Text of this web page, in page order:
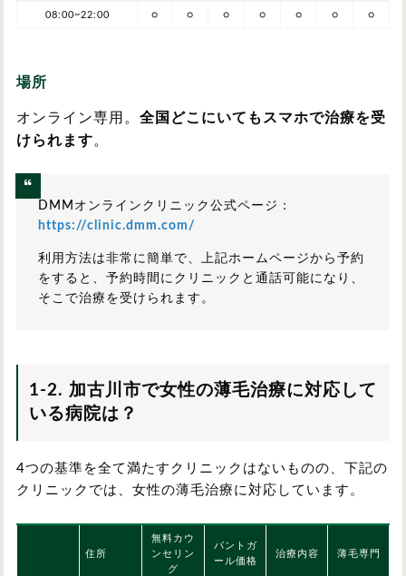
08:00~22:00 ○ ○ ○ ○ ○ ○ ○
場所
オンライン専用。 全国どこにいてもスマホで治療を受
けられます。
DMMオンラインクリニック公式ページ：
https://clinic.dmm.com/
利用方法は非常に簡単で、上記ホームページから予約
をすると、予約時間にクリニックと通話可能になり、
そこで治療を受けられます。
1-2. 加古川市で女性の薄毛治療に対応して
いる病院は？
4つの基準を全て満たすクリニックはないものの、下記の
クリニックでは、女性の薄毛治療に対応しています。
住所
無料カウ
ンセリン
グ
パントガ
ール価格
治療内容 薄毛専門